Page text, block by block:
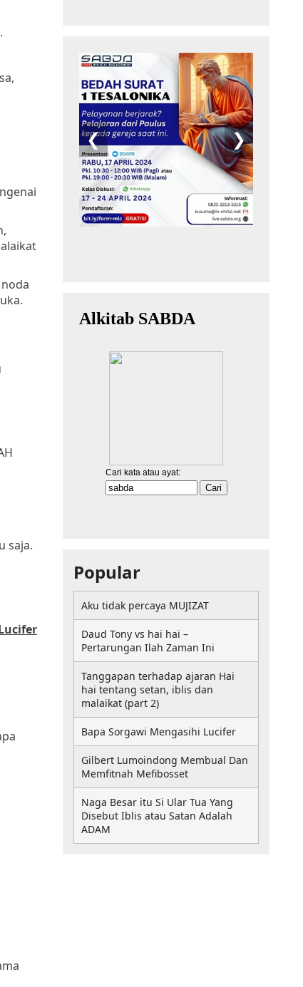
saja.
Popular
Aku tidak percaya MUJIZAT
Daud Tony vs hai hai –
Pertarungan Ilah Zaman Ini
Tanggapan terhadap ajaran Hai
hai tentang setan, iblis dan
malaikat (part 2)
Bapa Sorgawi Mengasihi Lucifer
Gilbert Lumoindong Membual Dan
Memfitnah Mefibosset
Naga Besar itu Si Ular Tua Yang
Disebut Iblis atau Satan Adalah
ADAM